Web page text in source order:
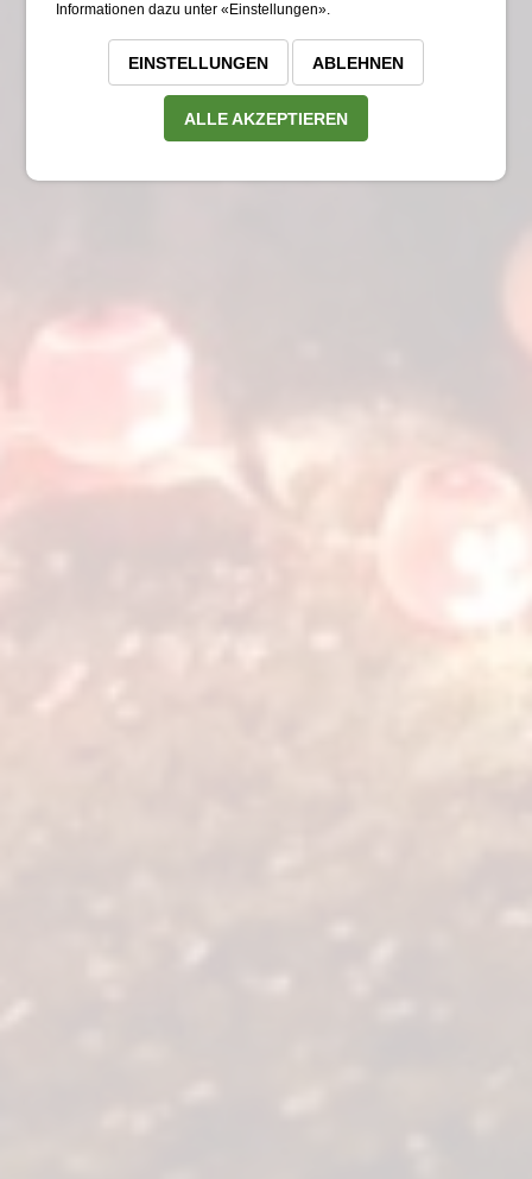
Informationen dazu unter «Einstellungen».
EINSTELLUNGEN ABLEHNEN
ALLE AKZEPTIEREN